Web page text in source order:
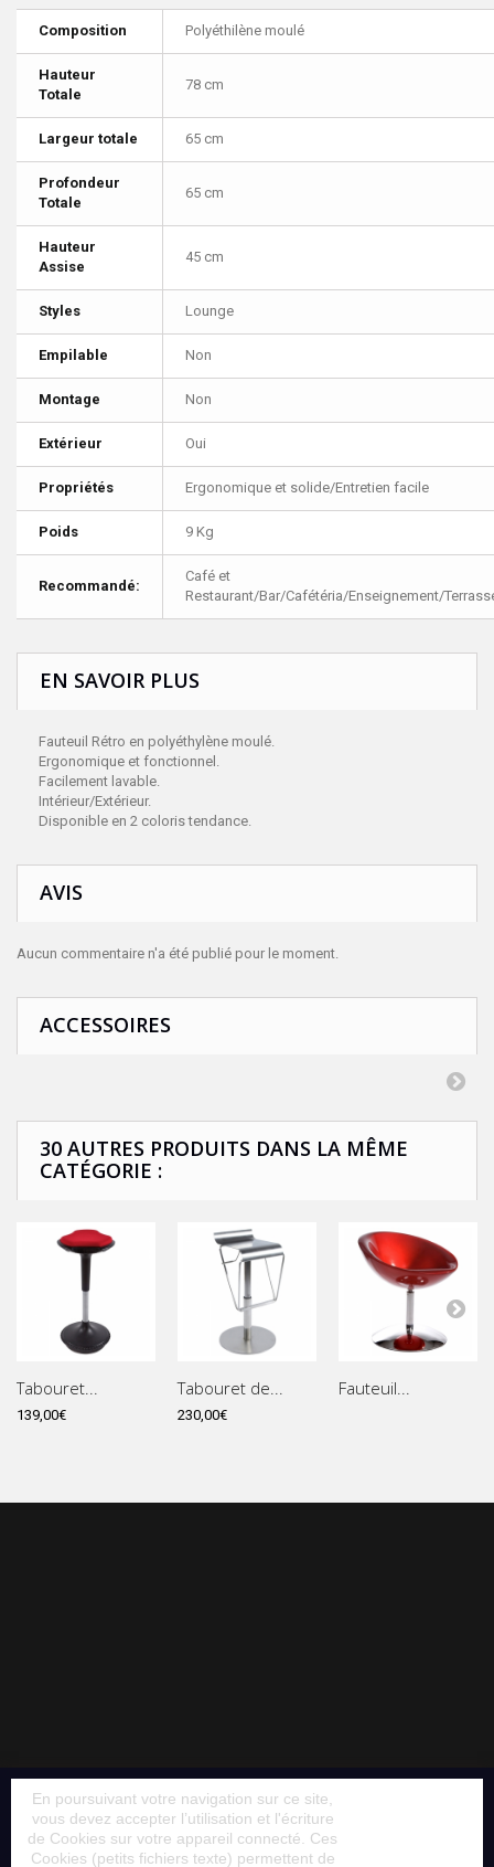
Composition Polyéthilène moulé
Hauteur
Totale
78 cm
Largeur totale 65 cm
Profondeur
Totale
65 cm
Hauteur
Assise
45 cm
Styles Lounge
Empilable Non
Montage Non
Extérieur Oui
Propriétés Ergonomique et solide/Entretien facile
Poids 9 Kg
Recommandé:
Café et
Restaurant/Bar/Cafétéria/Enseignement/
EN SAVOIR PLUS
Fauteuil Rétro en polyéthylène moulé.
Ergonomique et fonctionnel.
Facilement lavable.
Intérieur/Extérieur.
Disponible en 2 coloris tendance.
AVIS
Aucun commentaire n'a été publié pour le moment.
ACCESSOIRES
30 AUTRES PRODUITS DANS LA MÊME
CATÉGORIE :
Tabouret...
139,00€
Tabouret de...
230,00€
Fauteuil...
En poursuivant votre navigation sur ce site,
vous devez accepter l’utilisation et l'écriture
de Cookies sur votre appareil connecté. Ces
Cookies (petits fichiers texte) permettent de